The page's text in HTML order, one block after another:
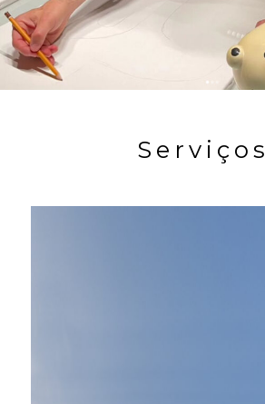
em espaços memoráveis
(19) 9 9842-1393
Serviços